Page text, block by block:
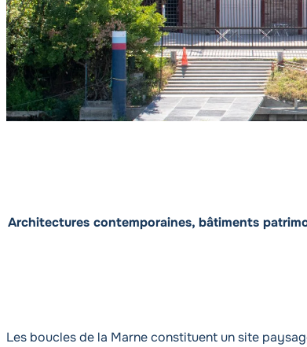
Architectures contemporaines, bâtiments
Les boucles de la Marne constituent un site